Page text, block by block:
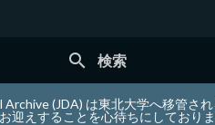
search 検索
Archive (JDA) は東北大学へ移管
迎えすることを心待ちにしておりま